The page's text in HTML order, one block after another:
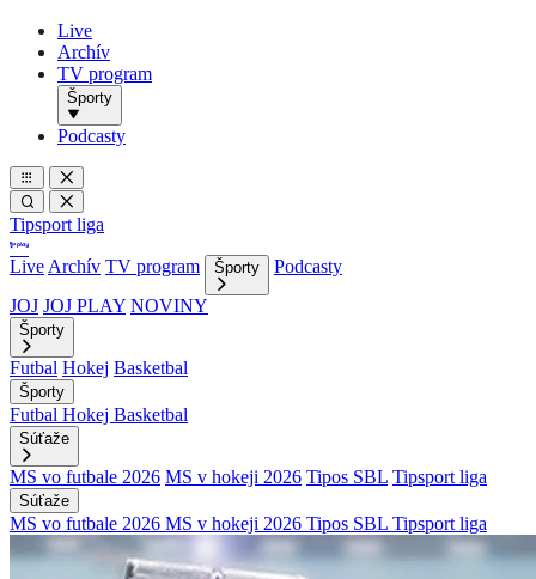
Live
Archív
TV program
Športy
Podcasty
Tipsport liga
Live Archív TV program Športy
Podcasty
JOJ JOJ PLAY NOVINY
Športy
Futbal Hokej Basketbal
Športy
Futbal Hokej Basketbal
Súťaže
MS vo futbale 2026 MS v hokeji 2026 Tipos SBL Tipsport liga
Súťaže
MS vo futbale 2026 MS v hokeji 2026 Tipos SBL Tipsport liga